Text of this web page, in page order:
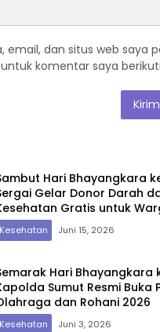
email, dan situs web saya
komentar saya
Hari Bhayangkara
Gelar Donor Darah
Gratis untuk
Kesehatan Juni 15, 2026
Hari Bhayangkara
Sumut Resmi Buka
dan Rohani 2026
Kesehatan Juni 3, 2026